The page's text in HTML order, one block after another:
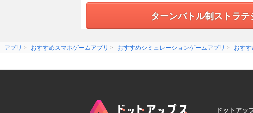
ターンバトル制ストラ
アプリ おすすめスマホゲームアプリ おすすめシミュレーションゲームアプリ おす
ドットアッ